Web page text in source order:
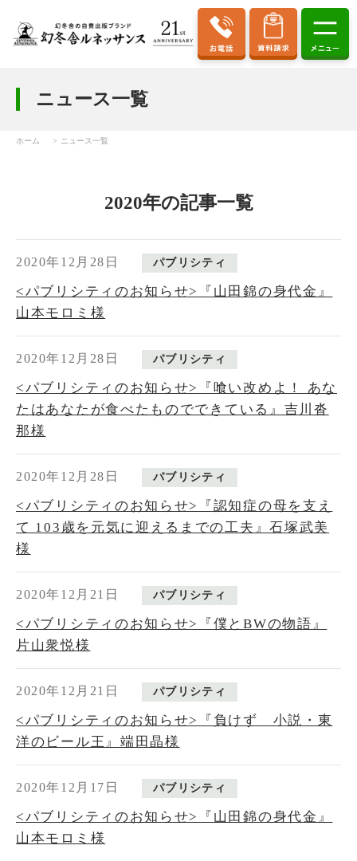
ニュース一覧
ホーム ニュース一覧
2020年の記事一覧
2020年12月28日 パブリシティ
<パブリシティのお知らせ>『山田錦の身代金』
山本モロミ様
2020年12月28日 パブリシティ
<パブリシティのお知らせ>『喰い改めよ！ あな
たはあなたが食べたものでできている』吉川沓
那様
2020年12月28日 パブリシティ
<パブリシティのお知らせ>『認知症の母を支え
て 103歳を元気に迎えるまでの工夫』石塚武美
様
2020年12月21日 パブリシティ
<パブリシティのお知らせ>『僕とBWの物語』
片山衆悦様
2020年12月21日 パブリシティ
<パブリシティのお知らせ>『負けず 小説・東
洋のビール王』端田晶様
2020年12月17日 パブリシティ
<パブリシティのお知らせ>『山田錦の身代金』
山本モロミ様